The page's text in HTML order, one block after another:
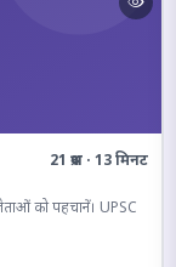
21 प्रश्न · 13 मिनट
को पहचानें। UPSC